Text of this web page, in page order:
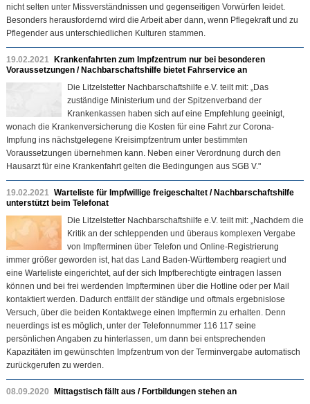
nicht selten unter Missverständnissen und gegenseitigen Vorwürfen leidet.
Besonders herausfordernd wird die Arbeit aber dann, wenn Pflegekraft und zu
Pflegender aus unterschiedlichen Kulturen stammen.
19.02.2021
Krankenfahrten zum Impfzentrum nur bei besonderen
Voraussetzungen / Nachbarschaftshilfe bietet Fahrservice an
Die Litzelstetter Nachbarschaftshilfe e.V. teilt mit: „Das
zuständige Ministerium und der Spitzenverband der
Krankenkassen haben sich auf eine Empfehlung geeinigt,
wonach die Krankenversicherung die Kosten für eine Fahrt zur Corona-
Impfung ins nächstgelegene Kreisimpfzentrum unter bestimmten
Voraussetzungen übernehmen kann. Neben einer Verordnung durch den
Hausarzt für eine Krankenfahrt gelten die Bedingungen aus SGB V."
19.02.2021 Warteliste für Impfwillige freigeschaltet / Nachbarschaftshilfe
unterstützt beim Telefonat
Die Litzelstetter Nachbarschaftshilfe e.V. teilt mit: „Nachdem die
Kritik an der schleppenden und überaus komplexen Vergabe
von Impfterminen über Telefon und Online-Registrierung
immer größer geworden ist, hat das Land Baden-Württemberg reagiert und
eine Warteliste eingerichtet, auf der sich Impfberechtigte eintragen lassen
können und bei frei werdenden Impfterminen über die Hotline oder per Mail
kontaktiert werden. Dadurch entfällt der ständige und oftmals ergebnislose
Versuch, über die beiden Kontaktwege einen Impftermin zu erhalten. Denn
neuerdings ist es möglich, unter der Telefonnummer 116 117 seine
persönlichen Angaben zu hinterlassen, um dann bei entsprechenden
Kapazitäten im gewünschten Impfzentrum von der Terminvergabe automatisch
zurückgerufen zu werden.
08.09.2020 Mittagstisch fällt aus / Fortbildungen stehen an